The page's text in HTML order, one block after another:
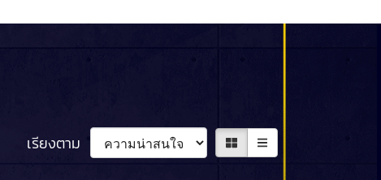
เรียงตาม